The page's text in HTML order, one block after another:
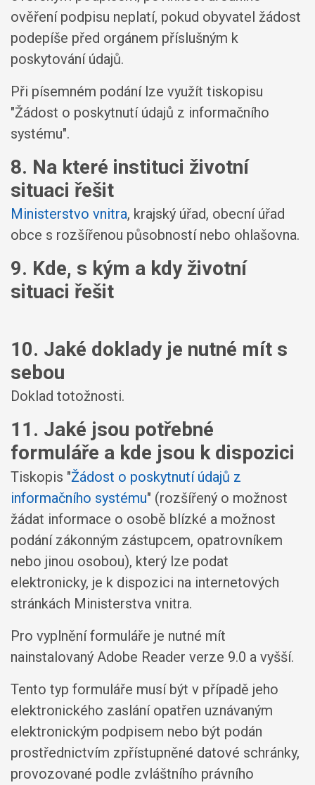
ověření podpisu neplatí, pokud obyvatel žádost
podepíše před orgánem příslušným k
poskytování údajů.
Při písemném podání lze využít tiskopisu
"Žádost o poskytnutí údajů z informačního
systému".
8. Na které instituci životní
situaci řešit
Ministerstvo vnitra, krajský úřad, obecní úřad
obce s rozšířenou působností nebo ohlašovna.
9. Kde, s kým a kdy životní
situaci řešit
10. Jaké doklady je nutné mít s
sebou
Doklad totožnosti.
11. Jaké jsou potřebné
formuláře a kde jsou k dispozici
Tiskopis "Žádost o poskytnutí údajů z
informačního systému" (rozšířený o možnost
žádat informace o osobě blízké a možnost
podání zákonným zástupcem, opatrovníkem
nebo jinou osobou), který lze podat
elektronicky, je k dispozici na internetových
stránkách Ministerstva vnitra.
Pro vyplnění formuláře je nutné mít
nainstalovaný Adobe Reader verze 9.0 a vyšší.
Tento typ formuláře musí být v případě jeho
elektronického zaslání opatřen uznávaným
elektronickým podpisem nebo být podán
prostřednictvím zpřístupněné datové schránky,
provozované podle zvláštního právního